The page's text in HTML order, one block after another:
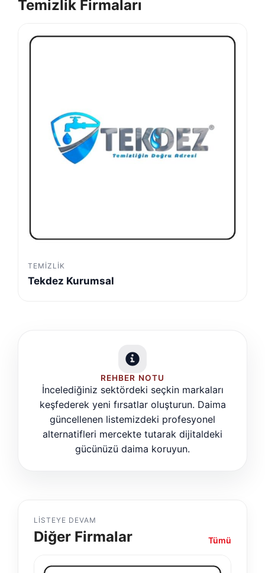
Temizlik Firmaları
TEMIZLIK
Tekdez Kurumsal
REHBER NOTU
İncelediğiniz sektördeki seçkin markaları
keşfederek yeni fırsatlar oluşturun. Daima
güncellenen listemizdeki profesyonel
alternatifleri mercekte tutarak dijitaldeki
gücünüzü daima koruyun.
LISTEYE DEVAM
Diğer Firmalar Tümü